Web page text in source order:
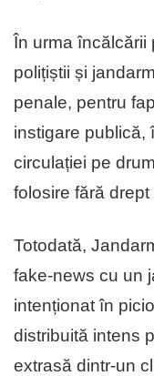
În urma încălcării
polițiștii și
penale, pentru
instigare publică,
circulației pe
folosire fără
Totodată,
fake-news cu un
intenționat în
distribuită intens
extrasă dintr-un